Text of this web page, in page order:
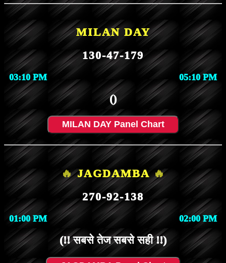
MILAN DAY
130-47-179
03:10 PM 05:10 PM
()
MILAN DAY Panel Chart
🔥JAGDAMBA🔥
270-92-138
01:00 PM 02:00 PM
(!! सबसे तेज सबसे सही !!)